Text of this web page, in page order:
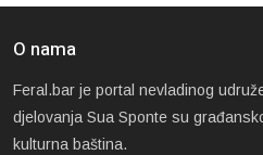
O nama
Feral.bar je portal nevladinog
djelovanja Sua Sponte su
kulturna baština.